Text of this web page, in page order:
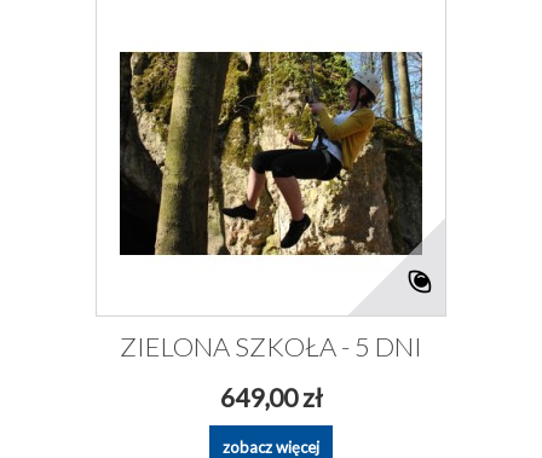
ZIELONA SZKOŁA - 5 DNI
649,00 zł
zobacz więcej